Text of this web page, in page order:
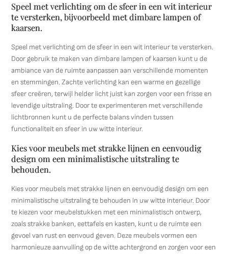
Speel met verlichting om de sfeer in een wit interieur
te versterken, bijvoorbeeld met dimbare lampen of
kaarsen.
Speel met verlichting om de sfeer in een wit interieur te versterken.
Door gebruik te maken van dimbare lampen of kaarsen kunt u de
ambiance van de ruimte aanpassen aan verschillende momenten
en stemmingen. Zachte verlichting kan een warme en gezellige
sfeer creëren, terwijl helder licht juist kan zorgen voor een frisse en
levendige uitstraling. Door te experimenteren met verschillende
lichtbronnen kunt u de perfecte balans vinden tussen
functionaliteit en sfeer in uw witte interieur.
Kies voor meubels met strakke lijnen en eenvoudig
design om een minimalistische uitstraling te
behouden.
Kies voor meubels met strakke lijnen en eenvoudig design om een
minimalistische uitstraling te behouden in uw witte interieur. Door
te kiezen voor meubelstukken met een minimalistisch ontwerp,
zoals strakke banken, eettafels en kasten, kunt u de ruimte een
gevoel van rust en eenvoud geven. Deze meubels vormen een
harmonieuze aanvulling op de witte achtergrond en zorgen voor een